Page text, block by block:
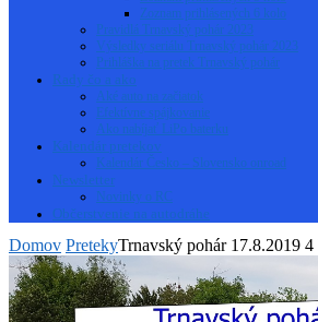
Zoznam prihlásených 6 kolo
Pravidlá Trnavský pohár 2023
Výsledky seriálu Trnavský pohár 2023
Prihláška na pretek Trnavský pohár
Rady čo a ako
Aké auto na začiatok
Efektívne spájkovanie
Ako nabíjať LiPo baterku
Kalendár pretekov
Kalendár Česko – Slovensko onroad
Newsletter
Novinky o RC
Občerstvenie na autodráhe
Domov PretekyTrnavský pohár 17.8.2019